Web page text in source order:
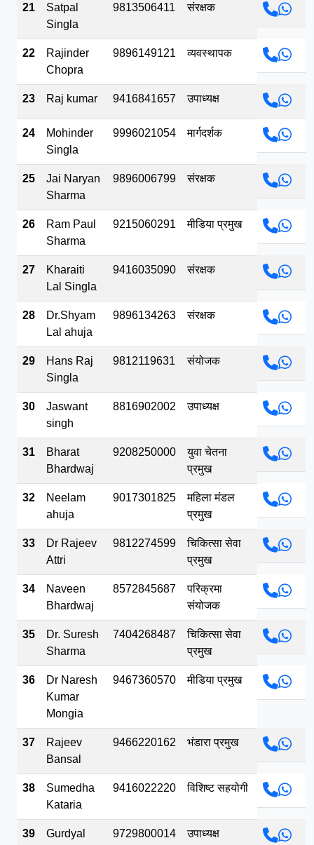
21
Satpal
Singla
9813506411 संरक्षक
22
Rajinder
Chopra
9896149121 व्यवस्थापक
23 Raj kumar 9416841657 उपाध्यक्ष
24
Mohinder
Singla
9996021054 मार्गदर्शक
25
Jai Naryan
Sharma
9896006799 संरक्षक
26
Ram Paul
Sharma
9215060291 मीडिया प्रमुख
27
Kharaiti
Lal Singla
9416035090 संरक्षक
28
Dr.Shyam
Lal ahuja
9896134263 संरक्षक
29
Hans Raj
Singla
9812119631 संयोजक
30
Jaswant
singh
8816902002 उपाध्यक्ष
31
Bharat
Bhardwaj
9208250000
युवा चेतना
प्रमुख
32
Neelam
ahuja
9017301825
महिला मंडल
प्रमुख
33
Dr Rajeev
Attri
9812274599
चिकित्सा सेवा
प्रमुख
34
Naveen
Bhardwaj
8572845687
परिक्रमा
संयोजक
35
Dr. Suresh
Sharma
7404268487
चिकित्सा सेवा
प्रमुख
36
Dr Naresh
Kumar
Mongia
9467360570 मीडिया प्रमुख
37
Rajeev
Bansal
9466220162 भंडारा प्रमुख
38
Sumedha
Kataria
9416022220 विशिष्ट सहयोगी
39
Gurdyal
9729800014 उपाध्यक्ष